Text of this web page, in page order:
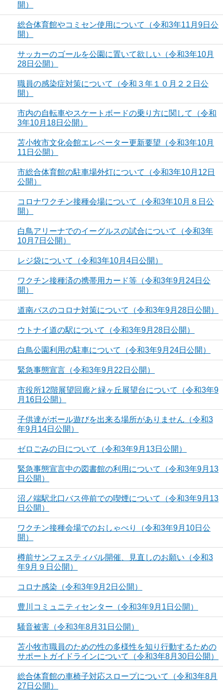
開）
総合体育館やコミセン使用について（令和3年11月9日公
開）
サッカーのゴールを公園に置いて欲しい（令和3年10月
28日公開）
職員の感染症対策について（令和３年１０月２２日公
開）
市内の自転車やスケートボードの乗り方に関して（令和
3年10月18日公開）
苫小牧市文化会館エレベーター更新要望（令和3年10月
11日公開）
市総合体育館の駐車場外灯について（令和3年10月12日
公開）
コロナワクチン接種会場について（令和3年10月８日公
開）
白鳥アリーナでのイーグルスの試合について（令和3年
10月7日公開）
レジ袋について（令和3年10月4日公開）
ワクチン接種済の携帯用カード等（令和3年9月24日公
開）
道南バスのコロナ対策について（令和3年9月28日公開）
ウトナイ道の駅について（令和3年9月28日公開）
白鳥公園利用の駐車について（令和3年9月24日公開）
緊急事態宣言（令和3年9月22日公開）
市役所12階展望回廊と緑ヶ丘展望台について（令和3年9
月16日公開）
子供達がボール遊びを出来る場所がありません（令和3
年9月14日公開）
ゼロごみの日について（令和3年9月13日公開）
緊急事態宣言中の図書館の利用について（令和3年9月13
日公開）
沼ノ端駅北口バス停前での喫煙について（令和3年9月13
日公開）
ワクチン接種会場でのおしゃべり（令和3年9月10日公
開）
樽前サンフェスティバル開催、見直しのお願い（令和3
年9月９日公開）
コロナ感染（令和3年9月2日公開）
豊川コミュニティセンター（令和3年9月1日公開）
騒音被害（令和3年8月31日公開）
苫小牧市職員のための性の多様性を知り行動するための
サポートガイドラインについて（令和3年8月30日公開）
総合体育館の車椅子対応スロープについて（令和3年8月
27日公開）